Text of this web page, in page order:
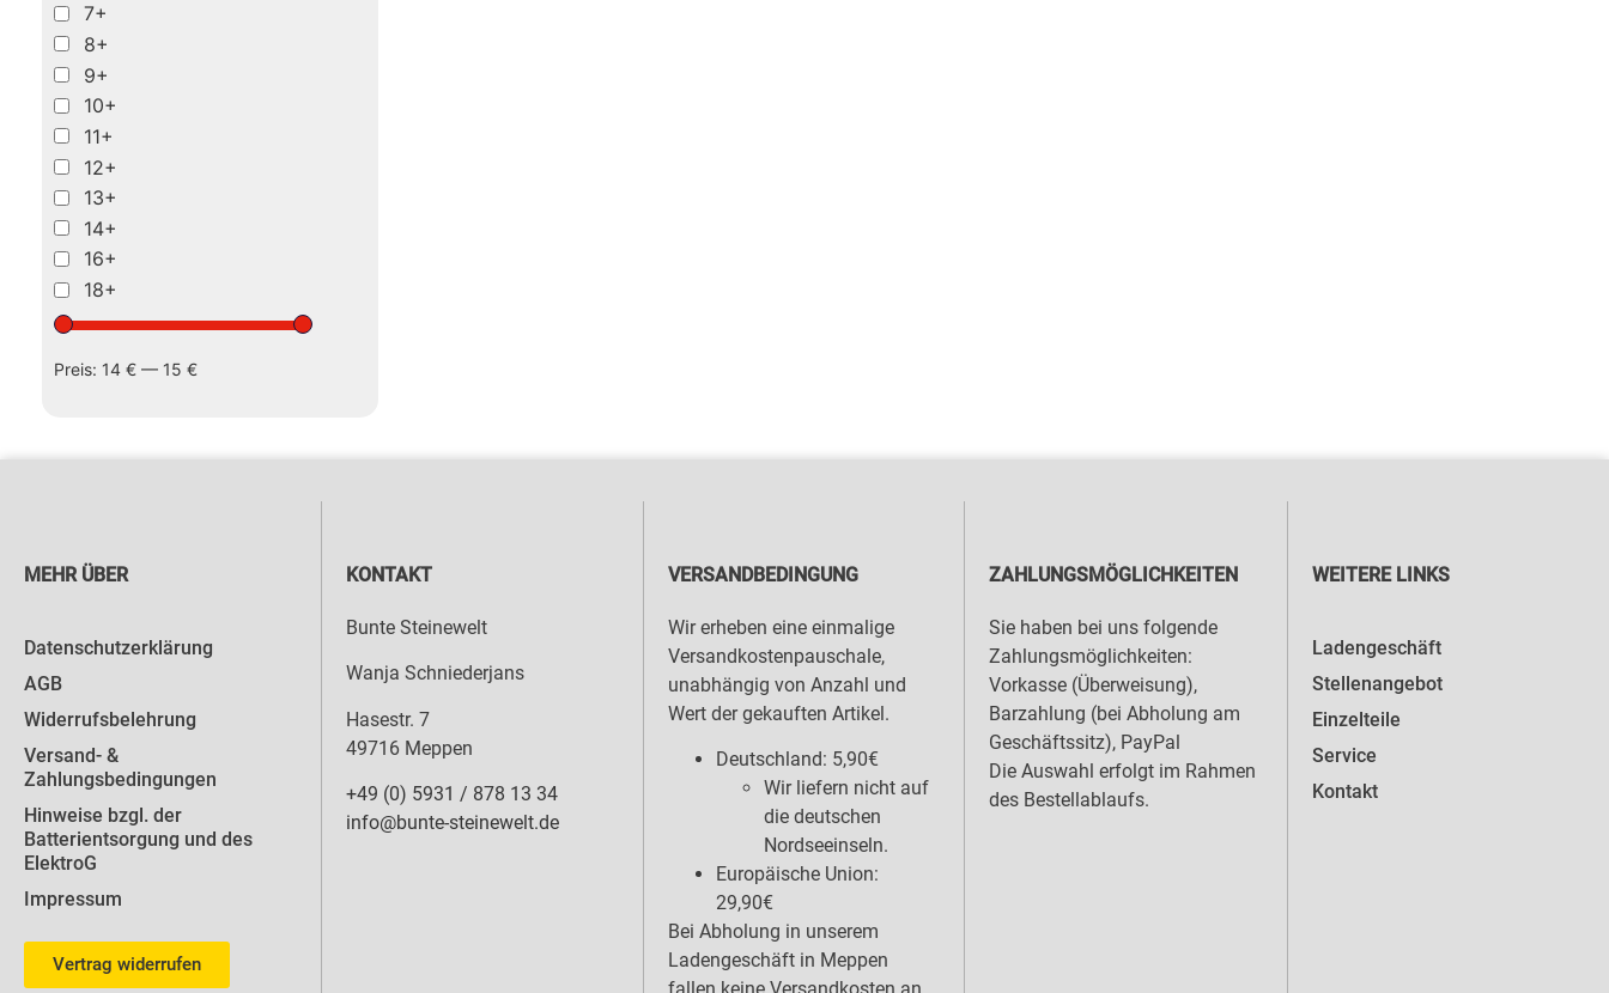
7+
8+
9+
10+
11+
12+
13+
14+
16+
18+
Preis: 14 € — 15 €
MEHR ÜBER
Datenschutzerklärung
AGB
Widerrufsbelehrung
Versand- &
Zahlungsbedingungen
Hinweise bzgl. der
Batterientsorgung und des
ElektroG
Impressum
Vertrag widerrufen
KONTAKT
Bunte Steinewelt
Wanja Schniederjans
Hasestr. 7
49716 Meppen
+49 (0) 5931 / 878 13 34
info@bunte-steinewelt.de
VERSANDBEDINGUNG
Wir erheben eine einmalige
Versandkostenpauschale,
unabhängig von Anzahl und
Wert der gekauften Artikel.
Deutschland: 5,90€
Wir liefern nicht auf
die deutschen
Nordseeinseln.
Europäische Union:
29,90€
Bei Abholung in unserem
Ladengeschäft in Meppen
ZAHLUNGSMÖGLICHKEITEN
Sie haben bei uns folgende
Zahlungsmöglichkeiten:
Vorkasse (Überweisung),
Barzahlung (bei Abholung am
Geschäftssitz), PayPal
Die Auswahl erfolgt im Rahmen
des Bestellablaufs.
WEITERE LINKS
Ladengeschäft
Stellenangebot
Einzelteile
Service
Kontakt